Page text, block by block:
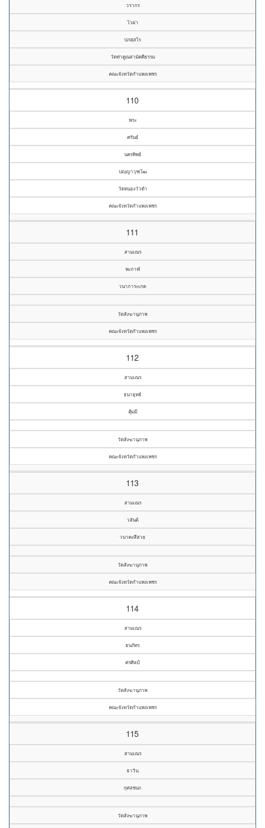
วรากร
โวผ่า
ปภสฺสโร
วัดท่าคูณสามัคคีธรรม
คณะจังหวัดกำแพงเพชร
110
พระ
ศรันย์
นครทิพย์
ปญฺญาวุฑฺโฒ
วัดหนองวัวดำ
คณะจังหวัดกำแพงเพชร
111
สามเณร
พะกาฬ
วนาการะเกด
วัดสังฆานุภาพ
คณะจังหวัดกำแพงเพชร
112
สามเณร
ธนายุทธ์
คุ้มมี
วัดสังฆานุภาพ
คณะจังหวัดกำแพงเพชร
113
สามเณร
วสันต์
วนาคงสีสวย
วัดสังฆานุภาพ
คณะจังหวัดกำแพงเพชร
114
สามเณร
ธนภัทร
ศรศิลป์
วัดสังฆานุภาพ
คณะจังหวัดกำแพงเพชร
115
สามเณร
ธาวิน
กุศลชนก
วัดสังฆานุภาพ